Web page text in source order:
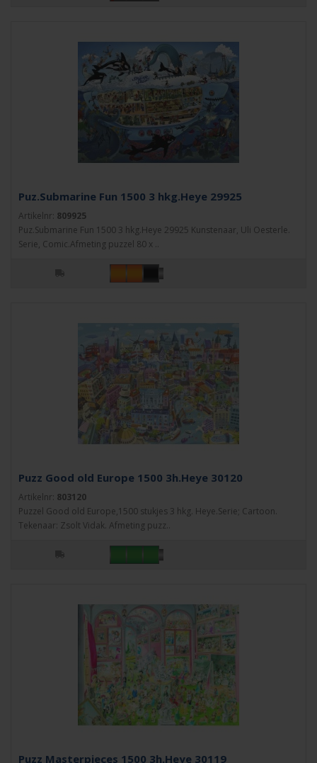
Puz.Submarine Fun 1500 3 hkg.Heye 29925
Artikelnr: 809925
Puz.Submarine Fun 1500 3 hkg.Heye 29925 Kunstenaar, Uli Oesterle.
Serie, Comic.Afmeting puzzel 80 x ..
Puzz Good old Europe 1500 3h.Heye 30120
Artikelnr: 803120
Puzzel Good old Europe,1500 stukjes 3 hkg. Heye.Serie; Cartoon.
Tekenaar: Zsolt Vidak. Afmeting puzz..
Puzz Masterpieces 1500 3h.Heye 30119